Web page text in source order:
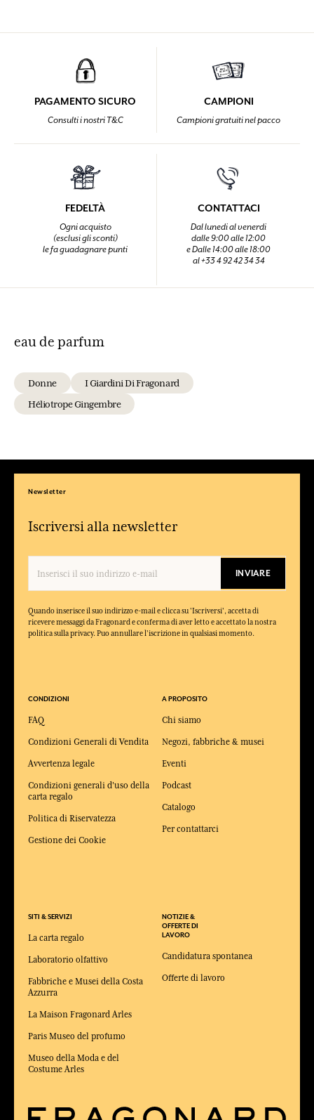
PAGAMENTO SICURO
Consulti i nostri T&C
CAMPIONI
Campioni gratuiti nel pacco
FEDELTÀ
Ogni acquisto
(esclusi gli sconti)
le fa guadagnare punti
CONTATTACI
Dal lunedi al venerdi
dalle 9:00 alle 12:00
e Dalle 14:00 alle 18:00
al +33 4 92 42 34 34
eau de parfum
Donne
I Giardini Di Fragonard
Héliotrope Gingembre
Newsletter
Iscriversi alla newsletter
INVIARE
Quando inserisce il suo indirizzo e-mail e clicca su 'Iscriversi', accetta di
ricevere messaggi da Fragonard e conferma di aver letto e accettato la nostra
politica sulla privacy. Puo annullare l'iscrizione in qualsiasi momento.
CONDIZIONI
FAQ
Condizioni Generali di Vendita
Avvertenza legale
Condizioni generali d'uso della
carta regalo
Politica di Riservatezza
Gestione dei Cookie
SITI & SERVIZI
La carta regalo
Laboratorio olfattivo
Fabbriche e Musei della Costa
Azzurra
La Maison Fragonard Arles
Paris Museo del profumo
Museo della Moda e del
Costume Arles
A PROPOSITO
Chi siamo
Negozi, fabbriche & musei
Eventi
Podcast
Catalogo
Per contattarci
NOTIZIE &
OFFERTE DI
LAVORO
Candidatura spontanea
Offerte di lavoro